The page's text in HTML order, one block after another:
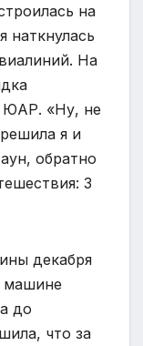
на
наткнулась
На
ЮАР. «Ну, не
я и
обратно
3
декабря
машине
до
что за